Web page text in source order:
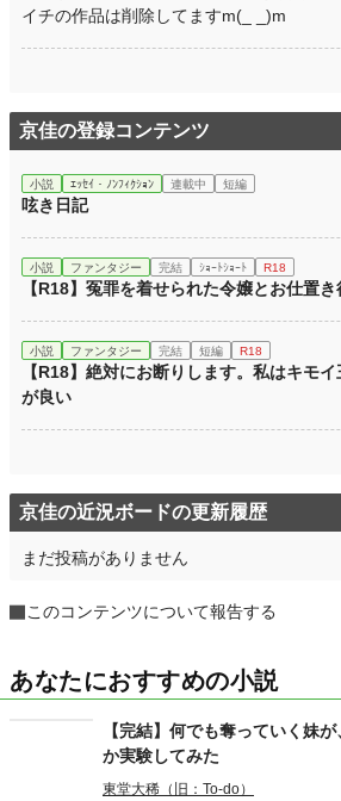
年間ポイント 187,592 pt (3,335 位)
累計ポイント 624,028 pt (8,748 位)
イチの作品は削除してますm(_ _)m
京佳の登録コンテンツ
小説 ｴｯｾｲ・ﾉﾝﾌｨｸｼｮﾝ 連載中 短編
呟き日記
小説 ファンタジー 完結 ｼｮｰﾄｼｮｰﾄ R18
【R18】冤罪を着せられた令嬢とお仕置
小説 ファンタジー 完結 短編 R18
【R18】絶対にお断りします。私はキモ
が良い
京佳の近況ボードの更新履歴
まだ投稿がありません
このコンテンツについて報告する
あなたにおすすめの小説
【完結】何でも奪っていく妹
か実験してみた
東堂大稀（旧：To-do）